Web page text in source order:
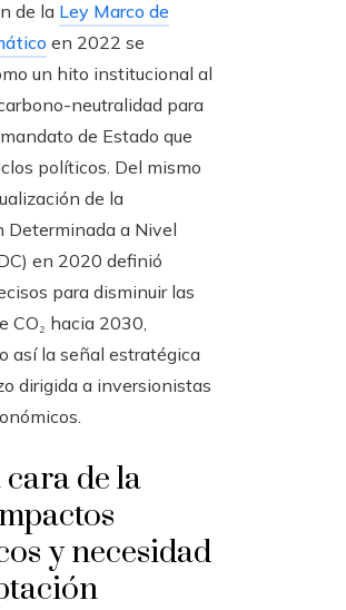
de la Ley Marco de
en 2022 se
un hito institucional al
neutralidad para
de Estado que
políticos. Del mismo
de la
Determinada a Nivel
en 2020 definió
para disminuir las
CO₂ hacia 2030,
así la señal estratégica
dirigida a inversionistas
de la
y necesidad